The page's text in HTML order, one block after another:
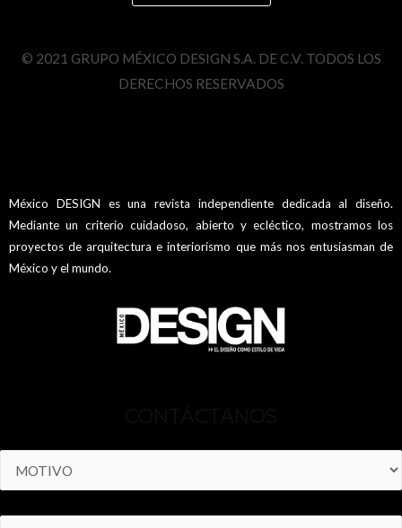
© 2021 GRUPO MÉXICO DESIGN S.A. DE C.V. TODOS LOS
DERECHOS RESERVADOS
México DESIGN es una revista independiente dedicada al diseño.
Mediante un criterio cuidadoso, abierto y ecléctico, mostramos los
proyectos de arquitectura e interiorismo que más nos entusiasman de
México y el mundo.
CONTÁCTANOS